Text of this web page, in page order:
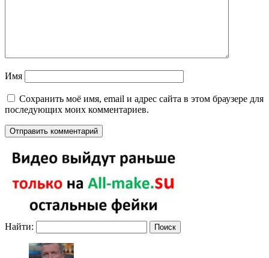
Имя
Сохранить моё имя, email и адрес сайта в этом браузере для
последующих моих комментариев.
Найти: